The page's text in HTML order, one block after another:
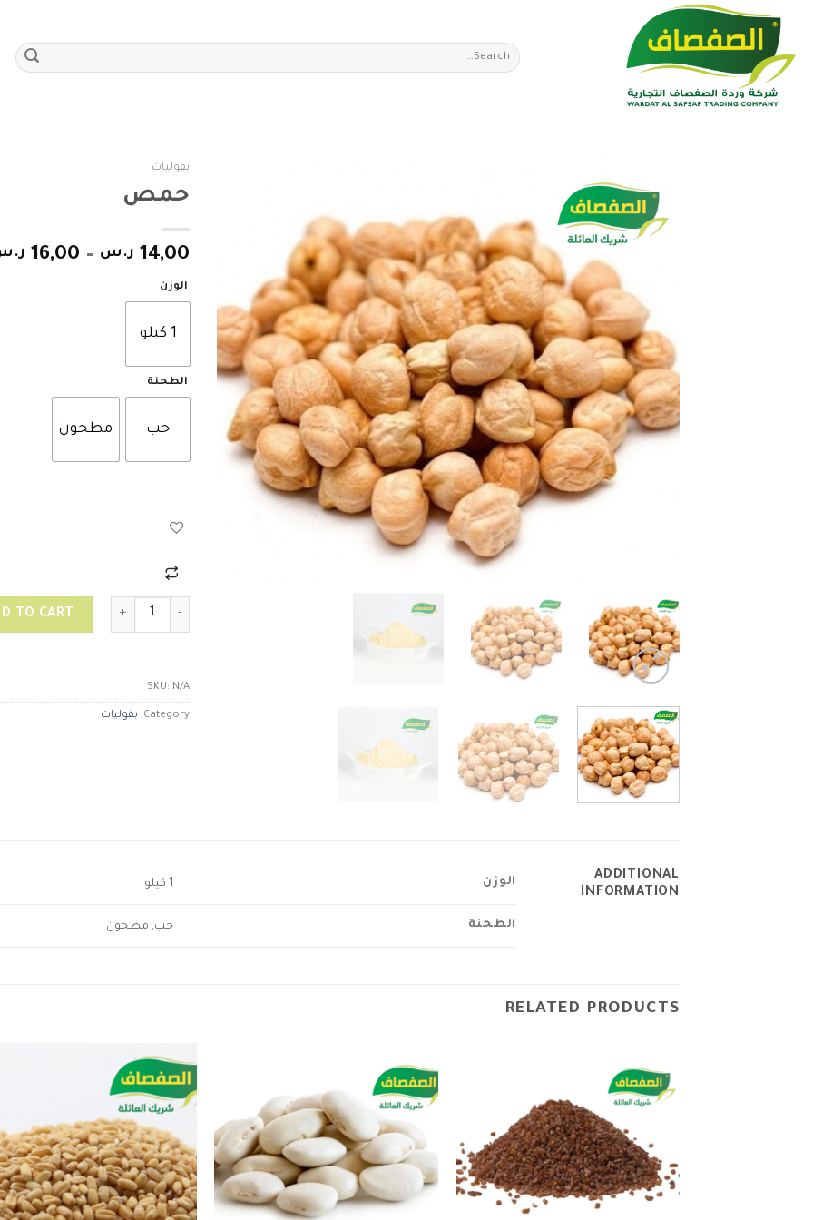
content
Search
for:
بقوليات
حمص
14,00 ر.س –
16,00
الوزن
1 كيلو
الطحنة
حب مطحون
حمص quantity
TO CART
SKU: N/A
Category: بقوليات
ADDITIONAL
INFORMATION
الوزن 1 كيلو
الطحنة حب, مطحون
RELATED PRODUCTS